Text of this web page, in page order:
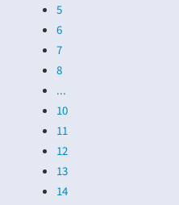
5
6
7
8
...
10
11
12
13
14